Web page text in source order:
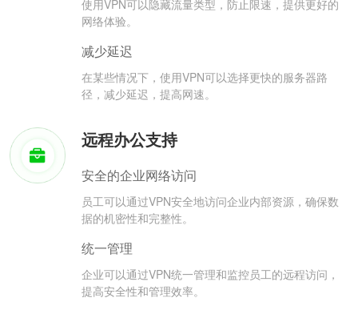
使用VPN可以隐藏流量类型，防止限速，提供更好的
网络体验。
减少延迟
在某些情况下，使用VPN可以选择更快的服务器路
径，减少延迟，提高网速。
远程办公支持
安全的企业网络访问
员工可以通过VPN安全地访问企业内部资源，确保数
据的机密性和完整性。
统一管理
企业可以通过VPN统一管理和监控员工的远程访问，
提高安全性和管理效率。